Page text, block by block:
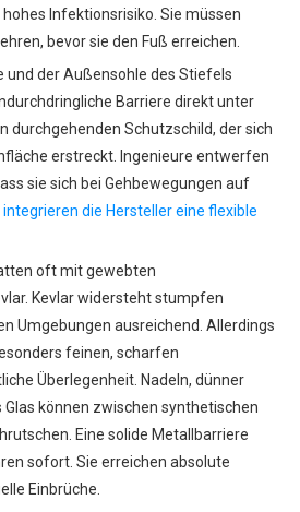
Infektionsrisiko. Sie müssen
bevor sie den Fuß erreichen.
und der Außensohle des Stiefels
Barriere direkt unter
durchgehenden Schutzschild, der sich
erstreckt. Ingenieure entwerfen
sie sich bei Gehbewegungen auf
integrieren die Hersteller eine flexible
oft mit gewebten
Kevlar widersteht stumpfen
Umgebungen ausreichend. Allerdings
feinen, scharfen
Überlegenheit. Nadeln, dünner
können zwischen synthetischen
Eine solide Metallbarriere
sofort. Sie erreichen absolute
Einbrüche.